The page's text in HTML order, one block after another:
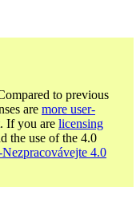
to previous
are more user-
. If you are licensing
the use of the 4.0
4.0